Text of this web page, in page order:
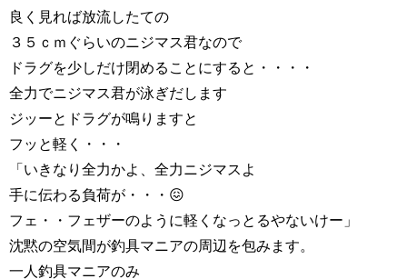
良く見れば放流したての
３５ｃｍぐらいのニジマス君なので
ドラグを少しだけ閉めることにすると・・・・
全力でニジマス君が泳ぎだします
ジッーとドラグが鳴りますと
フッと軽く・・・
「いきなり全力かよ、全力ニジマスよ
手に伝わる負荷が・・・😖
フェ・・フェザーのように軽くなっとるやないけー」
沈黙の空気間が釣具マニアの周辺を包みます。
一人釣具マニアのみ